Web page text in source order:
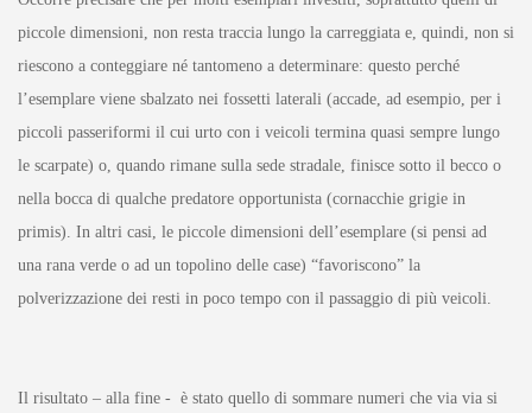
piccole dimensioni, non resta traccia lungo la carreggiata e, quindi, non si
riescono a conteggiare né tantomeno a determinare: questo perché
l’esemplare viene sbalzato nei fossetti laterali (accade, ad esempio, per i
piccoli passeriformi il cui urto con i veicoli termina quasi sempre lungo
le scarpate) o, quando rimane sulla sede stradale, finisce sotto il becco o
nella bocca di qualche predatore opportunista (cornacchie grigie in
primis). In altri casi, le piccole dimensioni dell’esemplare (si pensi ad
una rana verde o ad un topolino delle case) “favoriscono” la
polverizzazione dei resti in poco tempo con il passaggio di più veicoli.
Il risultato – alla fine - è stato quello di sommare numeri che via via si